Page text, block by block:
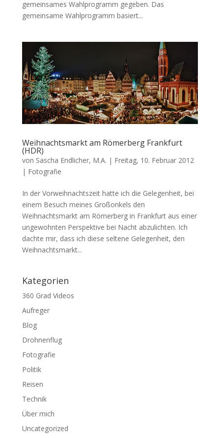
gemeinsames Wahlprogramm gegeben. Das
gemeinsame Wahlprogramm basiert...
Weihnachtsmarkt am Römerberg Frankfurt
(HDR)
von Sascha Endlicher, M.A. | Freitag, 10. Februar 2012
| Fotografie
In der Vorweihnachtszeit hatte ich die Gelegenheit, bei
einem Besuch meines Großonkels den
Weihnachtsmarkt am Römerberg in Frankfurt aus einer
ungewohnten Perspektive bei Nacht abzulichten. Ich
dachte mir, dass ich diese seltene Gelegenheit, den
Weihnachtsmarkt...
Kategorien
360 Grad Videos
Aufreger
Blog
Drohnenflug
Fotografie
Politik
Reisen
Technik
Über mich
Uncategorized